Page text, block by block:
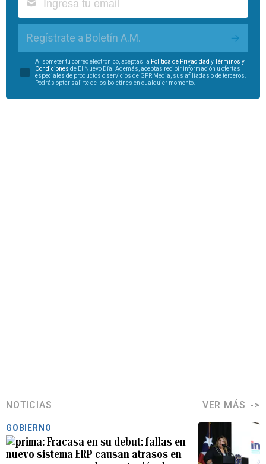
Regístrate a Boletín A.M.
Al someter tu correo electrónico, aceptas la Política de Privacidad y
Términos y
Condiciones de El Nuevo Día. Además, aceptas recibir información u ofertas
especiales de productos o servicios de GFR Media, sus afiliadas o de terceros.
Podrás optar salirte de los boletines en cualquier momento.
NOTICIAS VER MÁS
GOBIERNO
Fracasa en su debut: fallas en
nuevo sistema ERP causan atrasos en